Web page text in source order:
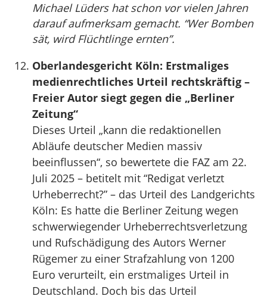
Michael Lüders hat schon vor vielen Jahren
darauf aufmerksam gemacht. “Wer Bomben
sät, wird Flüchtlinge ernten”.
Oberlandesgericht Köln: Erstmaliges
medienrechtliches Urteil rechtskräftig –
Freier Autor siegt gegen die „Berliner
Zeitung“
Dieses Urteil „kann die redaktionellen
Abläufe deutscher Medien massiv
beeinflussen“, so bewertete die FAZ am 22.
Juli 2025 – betitelt mit “Redigat verletzt
Urheberrecht?” – das Urteil des Landgerichts
Köln: Es hatte die Berliner Zeitung wegen
schwerwiegender Urheberrechtsverletzung
und Rufschädigung des Autors Werner
Rügemer zu einer Strafzahlung von 1200
Euro verurteilt, ein erstmaliges Urteil in
Deutschland. Doch bis das Urteil